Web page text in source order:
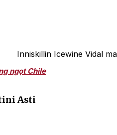
Inniskillin Icewine Vidal
ngọt Chile
Asti